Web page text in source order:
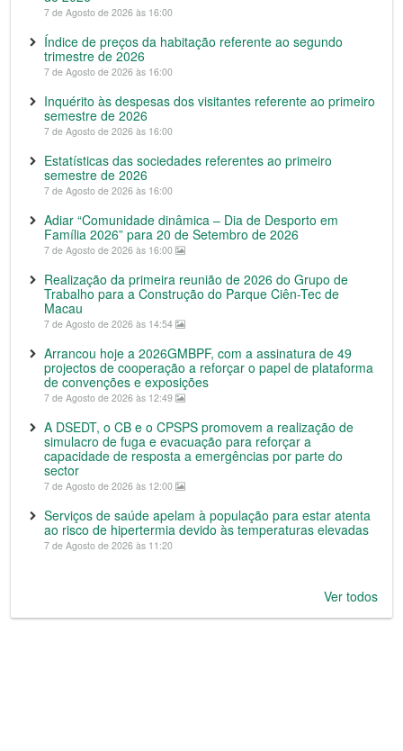
7 de Agosto de 2026 às 16:00
Índice de preços da habitação referente ao segundo
trimestre de 2026
7 de Agosto de 2026 às 16:00
Inquérito às despesas dos visitantes referente ao primeiro
semestre de 2026
7 de Agosto de 2026 às 16:00
Estatísticas das sociedades referentes ao primeiro
semestre de 2026
7 de Agosto de 2026 às 16:00
Adiar “Comunidade dinâmica – Dia de Desporto em
Família 2026” para 20 de Setembro de 2026
7 de Agosto de 2026 às 16:00
Realização da primeira reunião de 2026 do Grupo de
Trabalho para a Construção do Parque Ciên-Tec de
Macau
7 de Agosto de 2026 às 14:54
Arrancou hoje a 2026GMBPF, com a assinatura de 49
projectos de cooperação a reforçar o papel de plataforma
de convenções e exposições
7 de Agosto de 2026 às 12:49
A DSEDT, o CB e o CPSPS promovem a realização de
simulacro de fuga e evacuação para reforçar a
capacidade de resposta a emergências por parte do
sector
7 de Agosto de 2026 às 12:00
Serviços de saúde apelam à população para estar atenta
ao risco de hipertermia devido às temperaturas elevadas
7 de Agosto de 2026 às 11:20
Ver todos